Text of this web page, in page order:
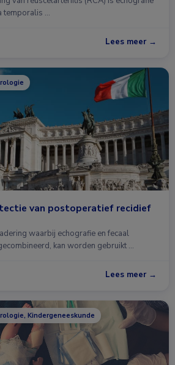
temporalis …
Lees meer →
van postoperatief recidief
waarbij echografie en fecaal
kan worden gebruikt …
Lees meer →
Kindergeneeskunde